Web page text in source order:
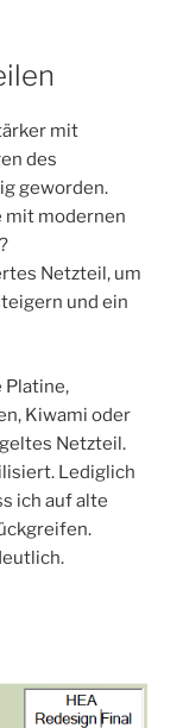
mit
des
geworden.
mit modernen
Netzteil, um
und ein
Platine,
Kiwami oder
Netzteil.
Lediglich
ich auf alte